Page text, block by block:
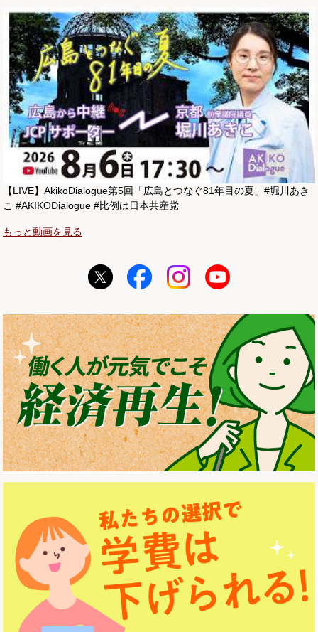
【LIVE】AkikoDialogue第5回「広島とつなぐ81年目の夏」#堀川あき
こ #AKIKODialogue #比例は日本共産党
もっと動画を見る